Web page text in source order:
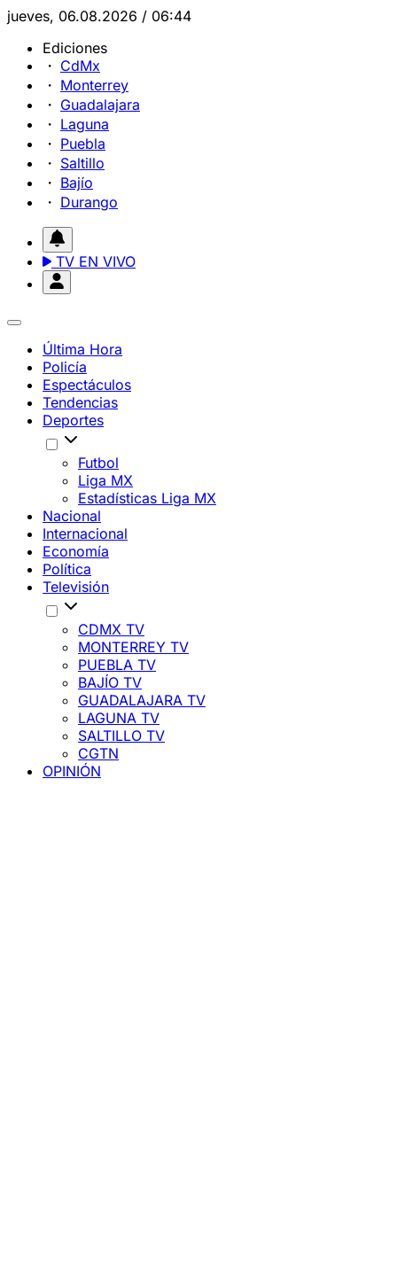
jueves, 06.08.2026 / 06:44
Ediciones
CdMx
Monterrey
Guadalajara
Laguna
Puebla
Saltillo
Bajío
Durango
TV EN VIVO
Última Hora
Policía
Espectáculos
Tendencias
Deportes
Futbol
Liga MX
Estadísticas Liga MX
Nacional
Internacional
Economía
Política
Televisión
CDMX TV
MONTERREY TV
PUEBLA TV
BAJÍO TV
GUADALAJARA TV
LAGUNA TV
SALTILLO TV
CGTN
OPINIÓN